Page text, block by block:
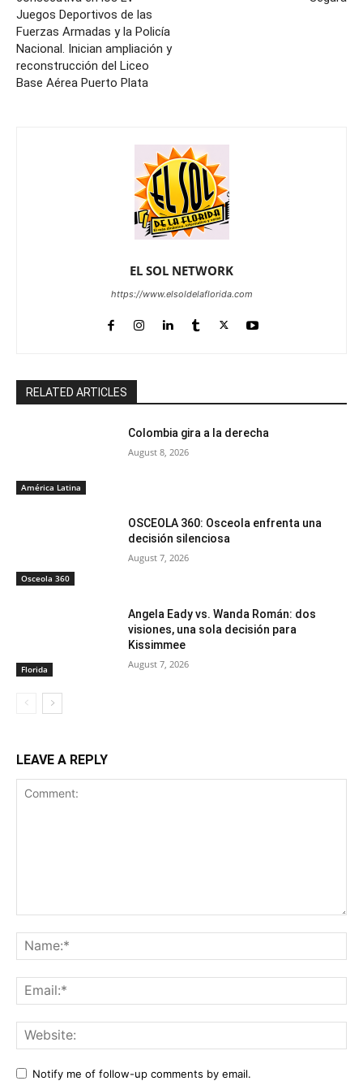
Juegos Deportivos de las
Fuerzas Armadas y la Policía
Nacional. Inician ampliación y
reconstrucción del Liceo
Base Aérea Puerto Plata
EL SOL NETWORK
https://www.elsoldelaflorida.com
RELATED ARTICLES
América Latina
Colombia gira a la derecha
August 8, 2026
Osceola 360
OSCEOLA 360: Osceola enfrenta una
decisión silenciosa
August 7, 2026
Florida
Angela Eady vs. Wanda Román: dos
visiones, una sola decisión para
Kissimmee
August 7, 2026
LEAVE A REPLY
Notify me of follow-up comments by email.